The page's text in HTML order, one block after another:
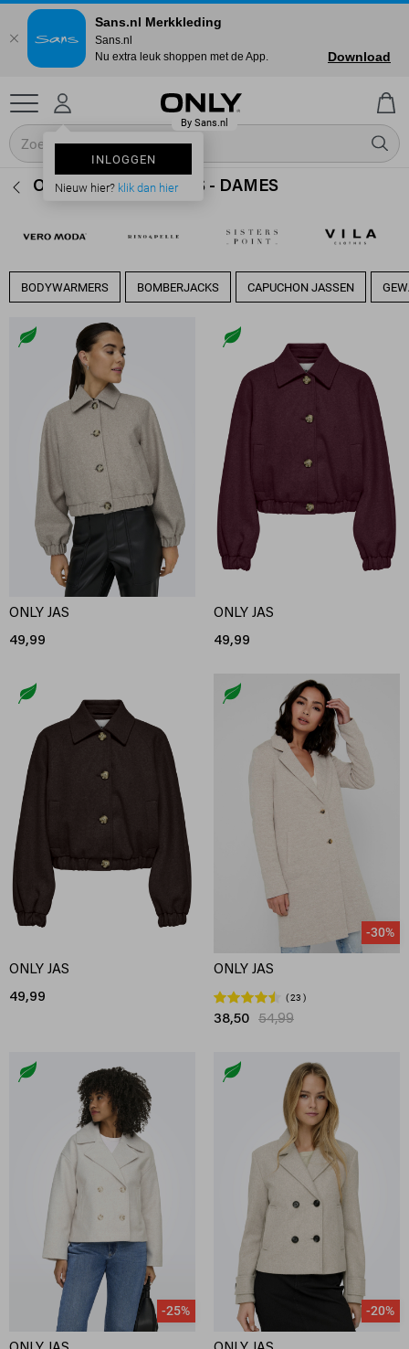
INLOGGEN
Nieuw hier? klik dan hier
ONLY TRENCHCOATS - DAMES
BODYWARMERS BOMBERJACKS CAPUCHON JASSEN
ONLY JAS
49,99
ONLY JAS
49,99
ONLY JAS
49,99
-30%
ONLY JAS
23
38,50 54,99
-25% -20%
Sans.nl Merkkleding
Sans.nl
Nu extra leuk shoppen met de App.
Download